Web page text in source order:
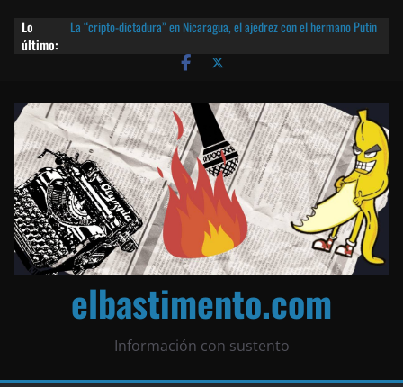
Lo
último:
La “cripto-dictadura” en Nicaragua, el ajedrez con el hermano Putin
Agarrá tu POLLO FRITO, vamos a la dictadura ETERNA | ¡O lo que
¡El partido único! Nicaragua, la Corea del Norte con queso frito y el
Batman de Matagalpa
Las mentiras del Cardenal Leopoldo Brenes con el Papa
¿Piratas de El Carmen en la India? El barco fantasma de Nicaragua |
¡O lo que queda!
elbastimento.com
Información con sustento